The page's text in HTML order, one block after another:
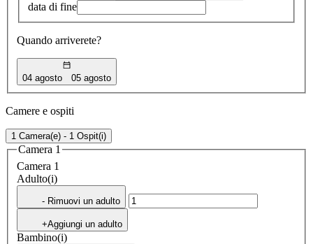
data di fine
Quando arriverete?
04 agosto 05 agosto
Camere e ospiti
1 Camera(e) - 1 Ospit(i)
Camera 1
Camera 1
Adulto(i)
- Rimuovi un adulto
+Aggiungi un adulto
Bambino(i)